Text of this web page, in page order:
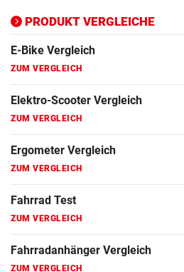
PRODUKT VERGLEICHE
ZUM VERGLEICH
Fahrrad Test
ZUM VERGLEICH
Fahrradanhänger Vergleich
ZUM VERGLEICH
Faszienrolle Vergleich
ZUM VERGLEICH
Hoverboard Vergleich
ZUM VERGLEICH
Kinderfahrrad Vergleich
ZUM VERGLEICH